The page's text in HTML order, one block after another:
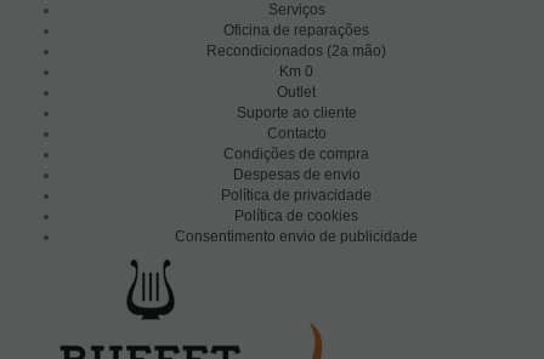
Serviços
Oficina de reparações
Recondicionados (2a mão)
Km 0
Outlet
Suporte ao cliente
Contacto
Condições de compra
Despesas de envio
Política de privacidade
Política de cookies
Consentimento envio de publicidade